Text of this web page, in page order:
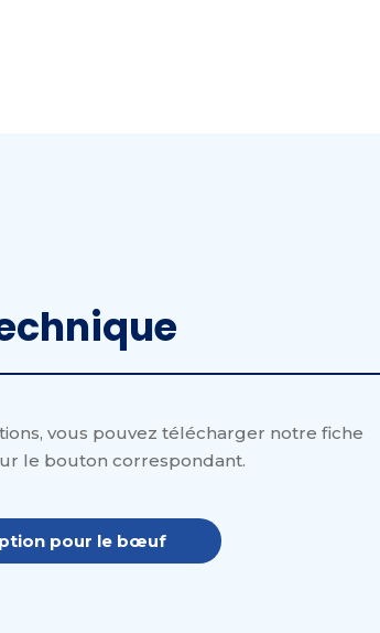
vous pouvez télécharger notre fiche
le bouton correspondant.
pour le bœuf